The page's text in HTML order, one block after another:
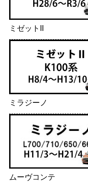
ミゼットII
ミラジーノ
ムーヴコンテ